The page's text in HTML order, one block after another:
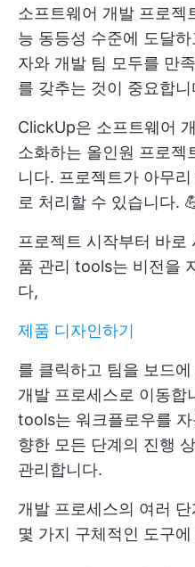
소프트웨어 개발 프로젝
능 동등성 수준에 도달
자와 개발 팀 모두를 만
를 갖추는 것이 중요합니
ClickUp은 소프트웨어
소화하는 올인원 프로젝
니다. 프로젝트가 아무
로 처리할 수 있습니다.
프로젝트 시작부터 바로
품 관리 tools는 비전을
다,
제품 디자인하기
를 클릭하고 팀을 보드
개발 프로세스로 이동합
tools는 워크플로우를
향한 모든 단계의 진행
관리합니다.
개발 프로세스의 여러
몇 가지 구체적인 도구